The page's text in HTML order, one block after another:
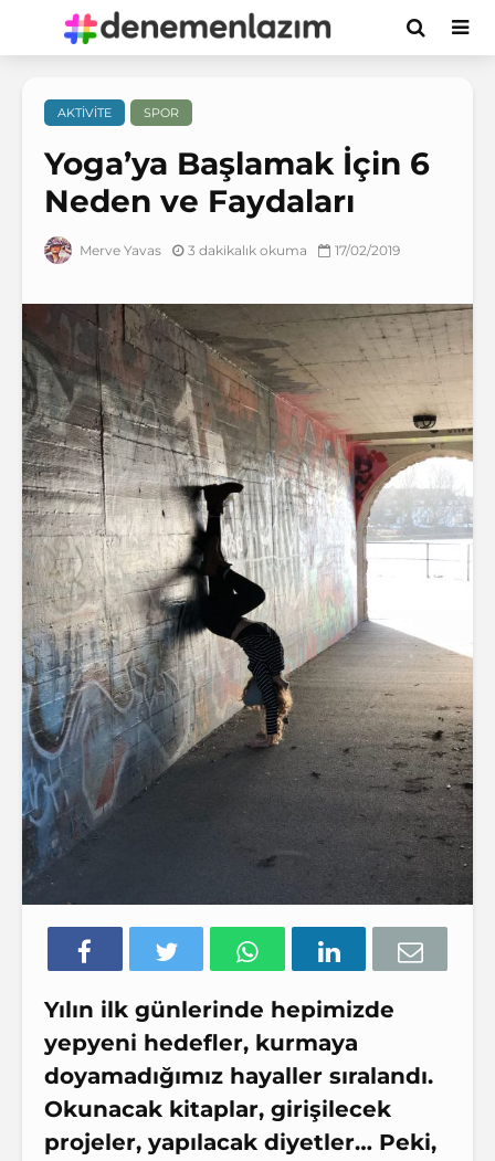
AKTIVITE SPOR
Yoga’ya Başlamak İçin 6
Neden ve Faydaları
Merve Yavas 3 dakikalık okuma 17/02/2019
Yılın ilk günlerinde hepimizde
yepyeni hedefler, kurmaya
doyamadığımız hayaller sıralandı.
Okunacak kitaplar, girişilecek
projeler, yapılacak diyetler… Peki,